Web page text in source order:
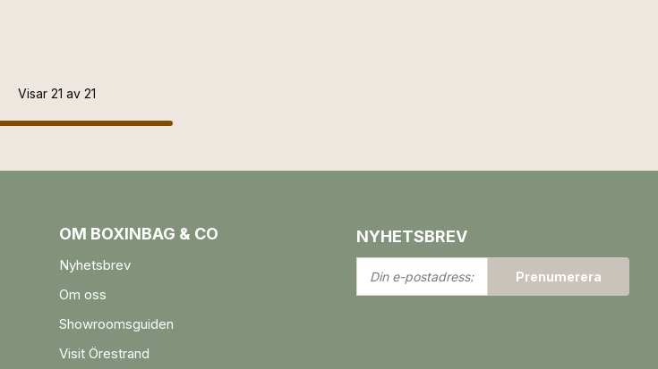
Visar 21 av 21
OM BOXINBAG & CO
Nyhetsbrev
Om oss
Showroomsguiden
Visit Örestrand
NYHETSBREV
Din
e-
Prenumerera